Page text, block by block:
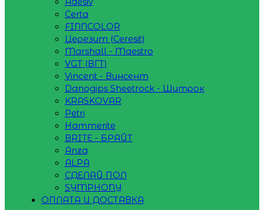
Certa
FINNCOLOR
Церезит (Ceresit)
Marshall - Maestro
VGT (ВГТ)
Vincent - Винсент
Danogips Sheetrock - Шитрок
KRASKOVAR
Petri
Hammerite
BRITE - БРАЙТ
Anza
ALPA
СДЕЛАЙ ПОЛ
SYMPHONY
ОПЛАТА И ДОСТАВКА